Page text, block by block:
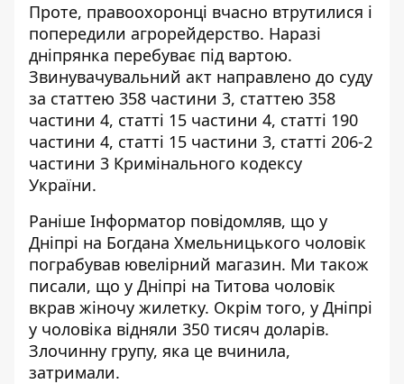
Проте, правоохоронці вчасно втрутилися і
попередили агрорейдерство. Наразі
дніпрянка перебуває під вартою.
Звинувачувальний акт направлено до суду
за статтею 358 частини 3, статтею 358
частини 4, статті 15 частини 4, статті 190
частини 4, статті 15 частини 3, статті 206-2
частини 3 Кримінального кодексу
України.
Раніше Інформатор повідомляв, що у
Дніпрі на Богдана Хмельницького чоловік
пограбував ювелірний магазин. Ми також
писали, що у Дніпрі на Титова чоловік
вкрав жіночу жилетку. Окрім того, у Дніпрі
у чоловіка відняли 350 тисяч доларів.
Злочинну групу, яка це вчинила,
затримали.